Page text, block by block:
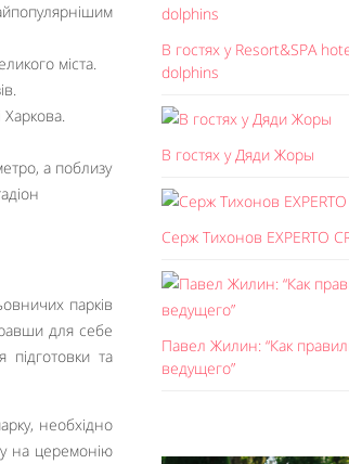
міста.
​​а поблизу
парків
для себе
підготовки та
необхідно
на церемонію
В гостях у Resort&SPA
dolphins
В гостях у Дяди Жоры
Серж Тихонов EXPERTO
Павел Жилин: “Как
ведущего”